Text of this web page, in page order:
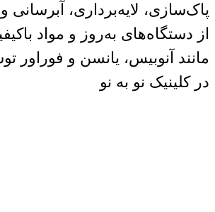
پاک‌سازی، لایه‌برداری، آبرسانی
از دستگاه‌های به‌روز و مواد
مانند آنوبیس، یانسن و
در کلینیک نو به نو